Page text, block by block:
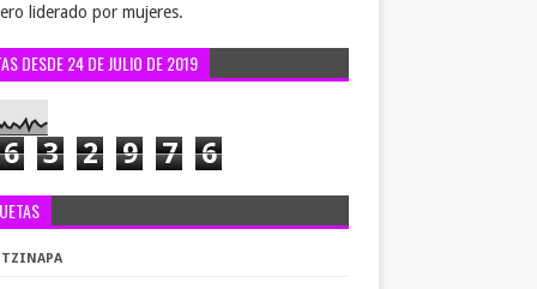
liderado por mujeres.
DESDE 24 DE JULIO DE 2019
6 3 2 9 7 6